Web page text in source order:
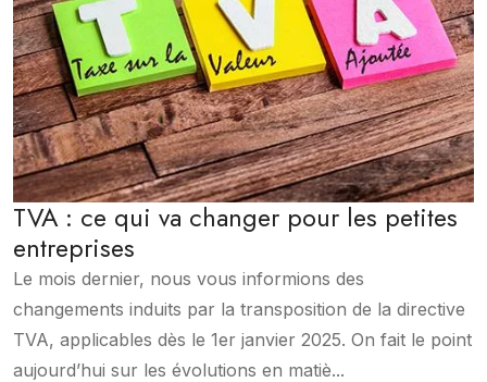
TVA : ce qui va changer pour les petites
entreprises
Le mois dernier, nous vous informions des
changements induits par la transposition de la directive
TVA, applicables dès le 1er janvier 2025. On fait le point
aujourd’hui sur les évolutions en matiè...